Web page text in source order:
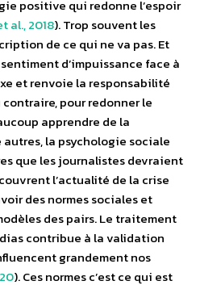
positive qui redonne l’espoir
al., 2018). Trop souvent les
de ce qui ne va pas. Et
d’impuissance face à
et renvoie la responsabilité
contraire, pour redonner le
apprendre de la
autres, la psychologie sociale
que les journalistes devraient
l’actualité de la crise
des normes sociales et
des pairs.Le traitement
contribue à la validation
grandement nos
). Ces normes c’est ce qui est